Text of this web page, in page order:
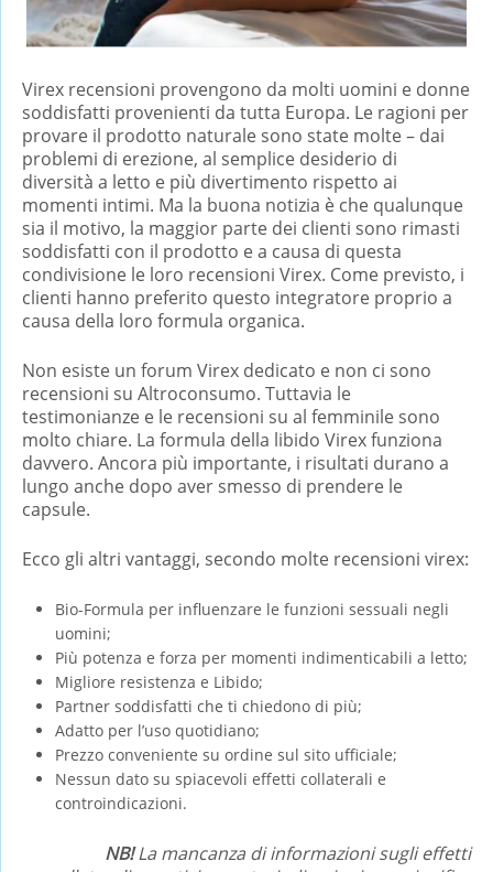
Virex recensioni provengono da molti uomini e donne
soddisfatti provenienti da tutta Europa. Le ragioni per
provare il prodotto naturale sono state molte – dai
problemi di erezione, al semplice desiderio di
diversità a letto e più divertimento rispetto ai
momenti intimi. Ma la buona notizia è che qualunque
sia il motivo, la maggior parte dei clienti sono rimasti
soddisfatti con il prodotto e a causa di questa
condivisione le loro recensioni Virex. Come previsto, i
clienti hanno preferito questo integratore proprio a
causa della loro formula organica.
Non esiste un forum Virex dedicato e non ci sono
recensioni su Altroconsumo. Tuttavia le
testimonianze e le recensioni su al femminile sono
molto chiare. La formula della libido Virex funziona
davvero. Ancora più importante, i risultati durano a
lungo anche dopo aver smesso di prendere le
capsule.
Ecco gli altri vantaggi, secondo molte recensioni virex:
Bio-Formula per influenzare le funzioni sessuali negli
uomini;
Più potenza e forza per momenti indimenticabili a letto;
Migliore resistenza e Libido;
Partner soddisfatti che ti chiedono di più;
Adatto per l’uso quotidiano;
Prezzo conveniente su ordine sul sito ufficiale;
Nessun dato su spiacevoli effetti collaterali e
controindicazioni.
NB!La mancanza di informazioni sugli effetti